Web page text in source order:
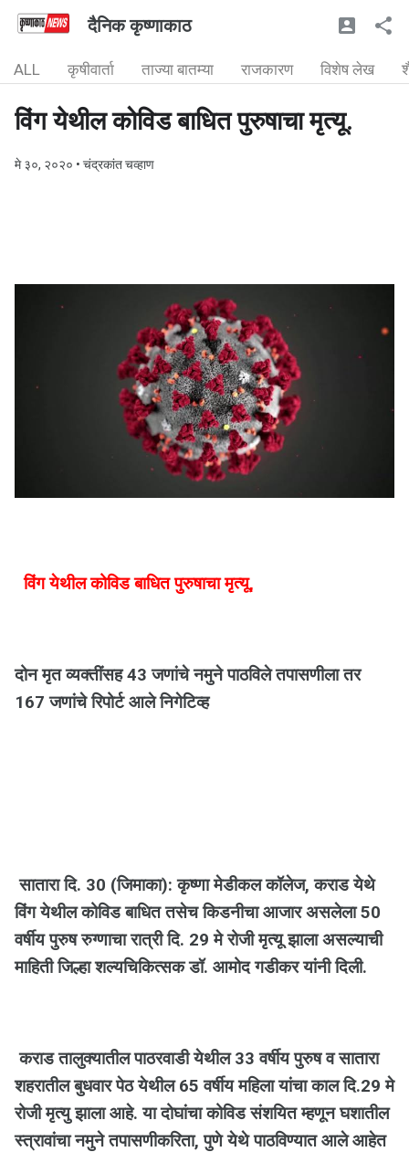
दैनिक कृष्णाकाठ
ALL कृषीवार्ता ताज्या बातम्या राजकारण विशेष लेख
विंग येथील कोविड बाधित पुरुषाचा मृत्यू.
मे ३०, २०२० • चंद्रकांत चव्हाण
विंग येथील कोविड बाधित पुरुषाचा मृत्यू,
दोन मृत व्यक्तींसह 43 जणांचे नमुने पाठविले तपासणीला तर
167 जणांचे रिपोर्ट आले निगेटिव्ह
सातारा दि. 30 (जिमाका): कृष्णा मेडीकल कॉलेज, कराड येथे
विंग येथील कोविड बाधित तसेच किडनीचा आजार असलेला 50
वर्षीय पुरुष रुग्णाचा रात्री दि. 29 मे रोजी मृत्यू झाला असल्याची
माहिती जिल्हा शल्यचिकित्सक डॉ. आमोद गडीकर यांनी दिली.
कराड तालुक्यातील पाठरवाडी येथील 33 वर्षीय पुरुष व सातारा
शहरातील बुधवार पेठ येथील 65 वर्षीय महिला यांचा काल दि.29 मे
रोजी मृत्यु झाला आहे. या दोघांचा कोविड संशयित म्हणून घशातील
स्त्रावांचा नमुने तपासणीकरिता, पुणे येथे पाठविण्यात आले आहेत